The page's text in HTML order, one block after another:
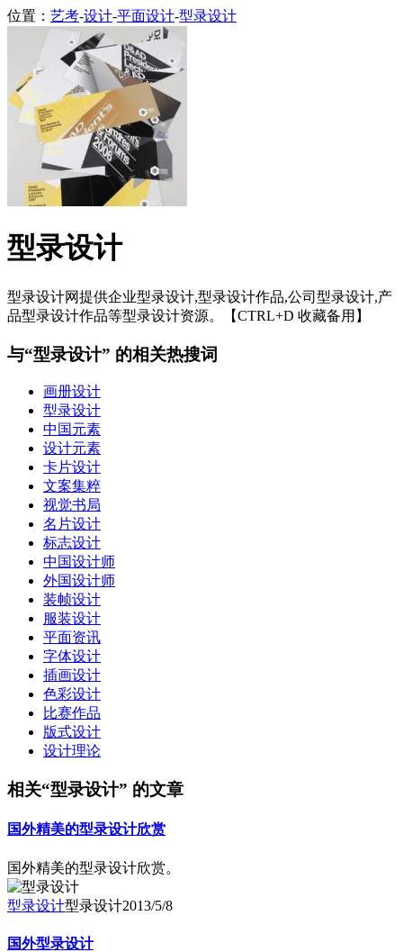
位置： 艺考-设计-平面设计-型录设计
型录设计
型录设计网提供企业型录设计,型录设计作品,公司型录设计,产
品型录设计作品等型录设计资源。【CTRL+D 收藏备用】
与“型录设计” 的相关热搜词
画册设计
型录设计
中国元素
设计元素
卡片设计
文案集粹
视觉书局
名片设计
标志设计
中国设计师
外国设计师
装帧设计
服装设计
平面资讯
字体设计
插画设计
色彩设计
比赛作品
版式设计
设计理论
相关“型录设计” 的文章
国外精美的型录设计欣赏
国外精美的型录设计欣赏。
型录设计型录设计2013/5/8
国外型录设计